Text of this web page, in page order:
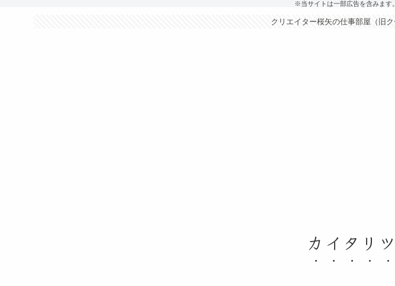
※当サイトは一部広告を含みます
クリエイター桜矢の仕事部屋（旧
カイタリ